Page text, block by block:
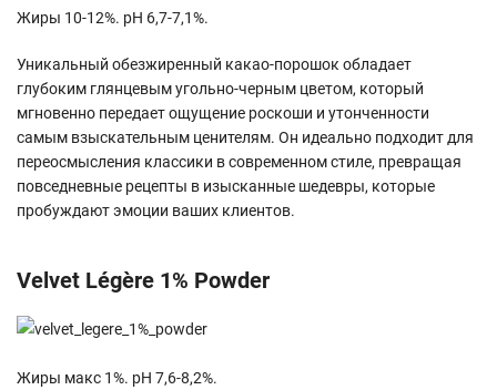
Жиры 10-12%. pH 6,7-7,1%.
Уникальный обезжиренный какао-порошок обладает
глубоким глянцевым угольно-черным цветом, который
мгновенно передает ощущение роскоши и утонченности
самым взыскательным ценителям. Он идеально подходит для
переосмысления классики в современном стиле, превращая
повседневные рецепты в изысканные шедевры, которые
пробуждают эмоции ваших клиентов.
Velvet Légère 1% Powder
Жиры макс 1%. pH 7,6-8,2%.